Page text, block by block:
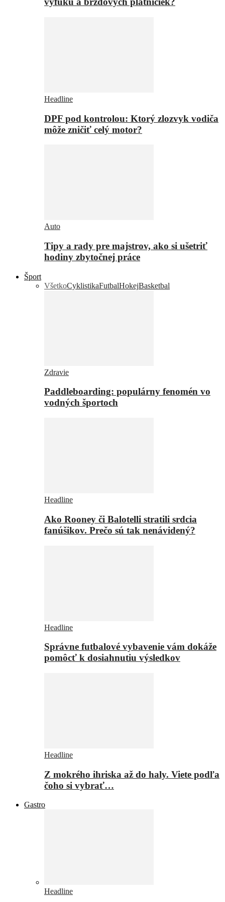
Headline
DPF pod kontrolou: Ktorý zlozvyk vodiča
môže zničiť celý motor?
Auto
Tipy a rady pre majstrov, ako si ušetriť
hodiny zbytočnej práce
Šport
VšetkoCyklistikaFutbalHokejBasketbal
Zdravie
Paddleboarding: populárny fenomén vo
vodných športoch
Headline
Ako Rooney či Balotelli stratili srdcia
fanúšikov. Prečo sú tak nenávidený?
Headline
Správne futbalové vybavenie vám dokáže
pomôcť k dosiahnutiu výsledkov
Headline
Z mokrého ihriska až do haly. Viete podľa
čoho si vybrať…
Gastro
Headline